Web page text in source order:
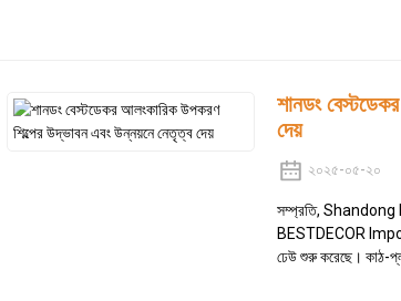
শানডং
দেয়
২০২৫-০৫-২০
সম্প্রতি,
BESTDECOR
ঢেউ শুরু করেছে। কাঠ-